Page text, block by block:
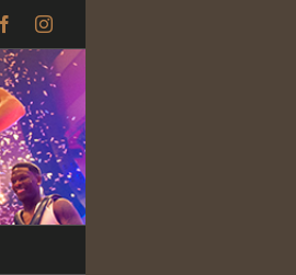
FacebookInstagram